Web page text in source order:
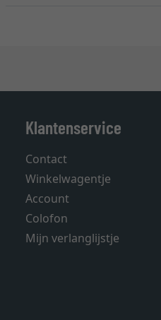
Klantenservice
Contact
Winkelwagentje
Account
Colofon
Mijn verlanglijstje